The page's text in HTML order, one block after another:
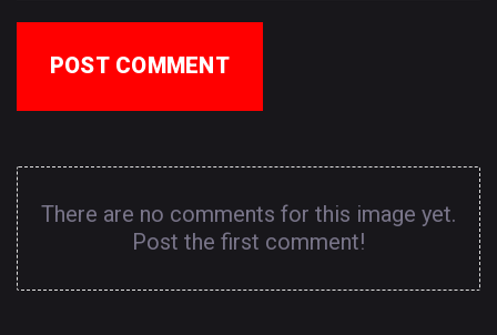
POST COMMENT
There are no comments for this image yet.
Post the first comment!